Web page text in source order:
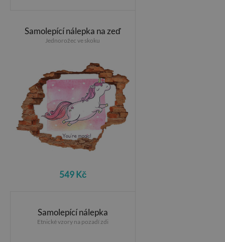
Samolepící nálepka na zeď
Jednorožec ve skoku
549 Kč
Samolepící nálepka
Etnické vzory na pozadí zdi